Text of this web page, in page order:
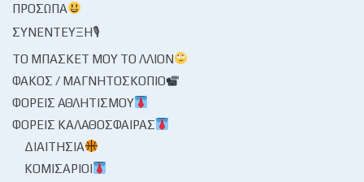
ΠΡΌΣΩΠΑ
ΣΥΝΈΝΤΕΥΞΗ🎙
ΤΟ ΜΠΆΣΚΕΤ ΜΟΥ ΤΟ ΛΛΊΟΝ
ΦΑΚΌΣ / ΜΑΓΝΗΤΟΣΚΌΠΙΟ
ΦΟΡΕΊΣ ΑΘΛΗΤΙΣΜΟΎ
ΦΟΡΕΊΣ ΚΑΛΑΘΌΣΦΑΙΡΑΣ
ΔΙΑΙΤΗΣΊΑ
ΚΟΜΙΣΆΡΙΟΙ